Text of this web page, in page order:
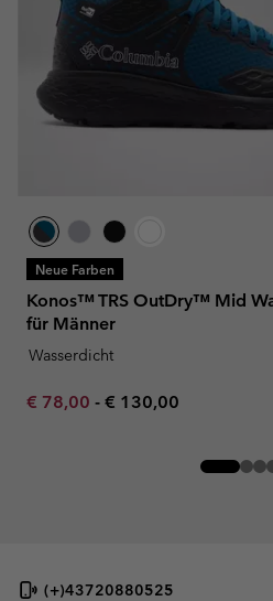
Neue Farben
Konos™ TRS OutDry™ Mid
für Männer
Wasserdicht
Minimum sale price:
€ 78,00 - Maximum price:
€ 130,00
(+)43720880525